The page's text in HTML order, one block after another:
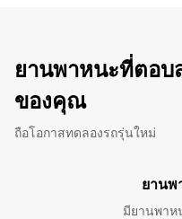
ยานพาหนะที่ตอบ
ของคุณ
ถือโอกาสทดลองรถรุ่นใหม่
ยานพ
มียานพาห